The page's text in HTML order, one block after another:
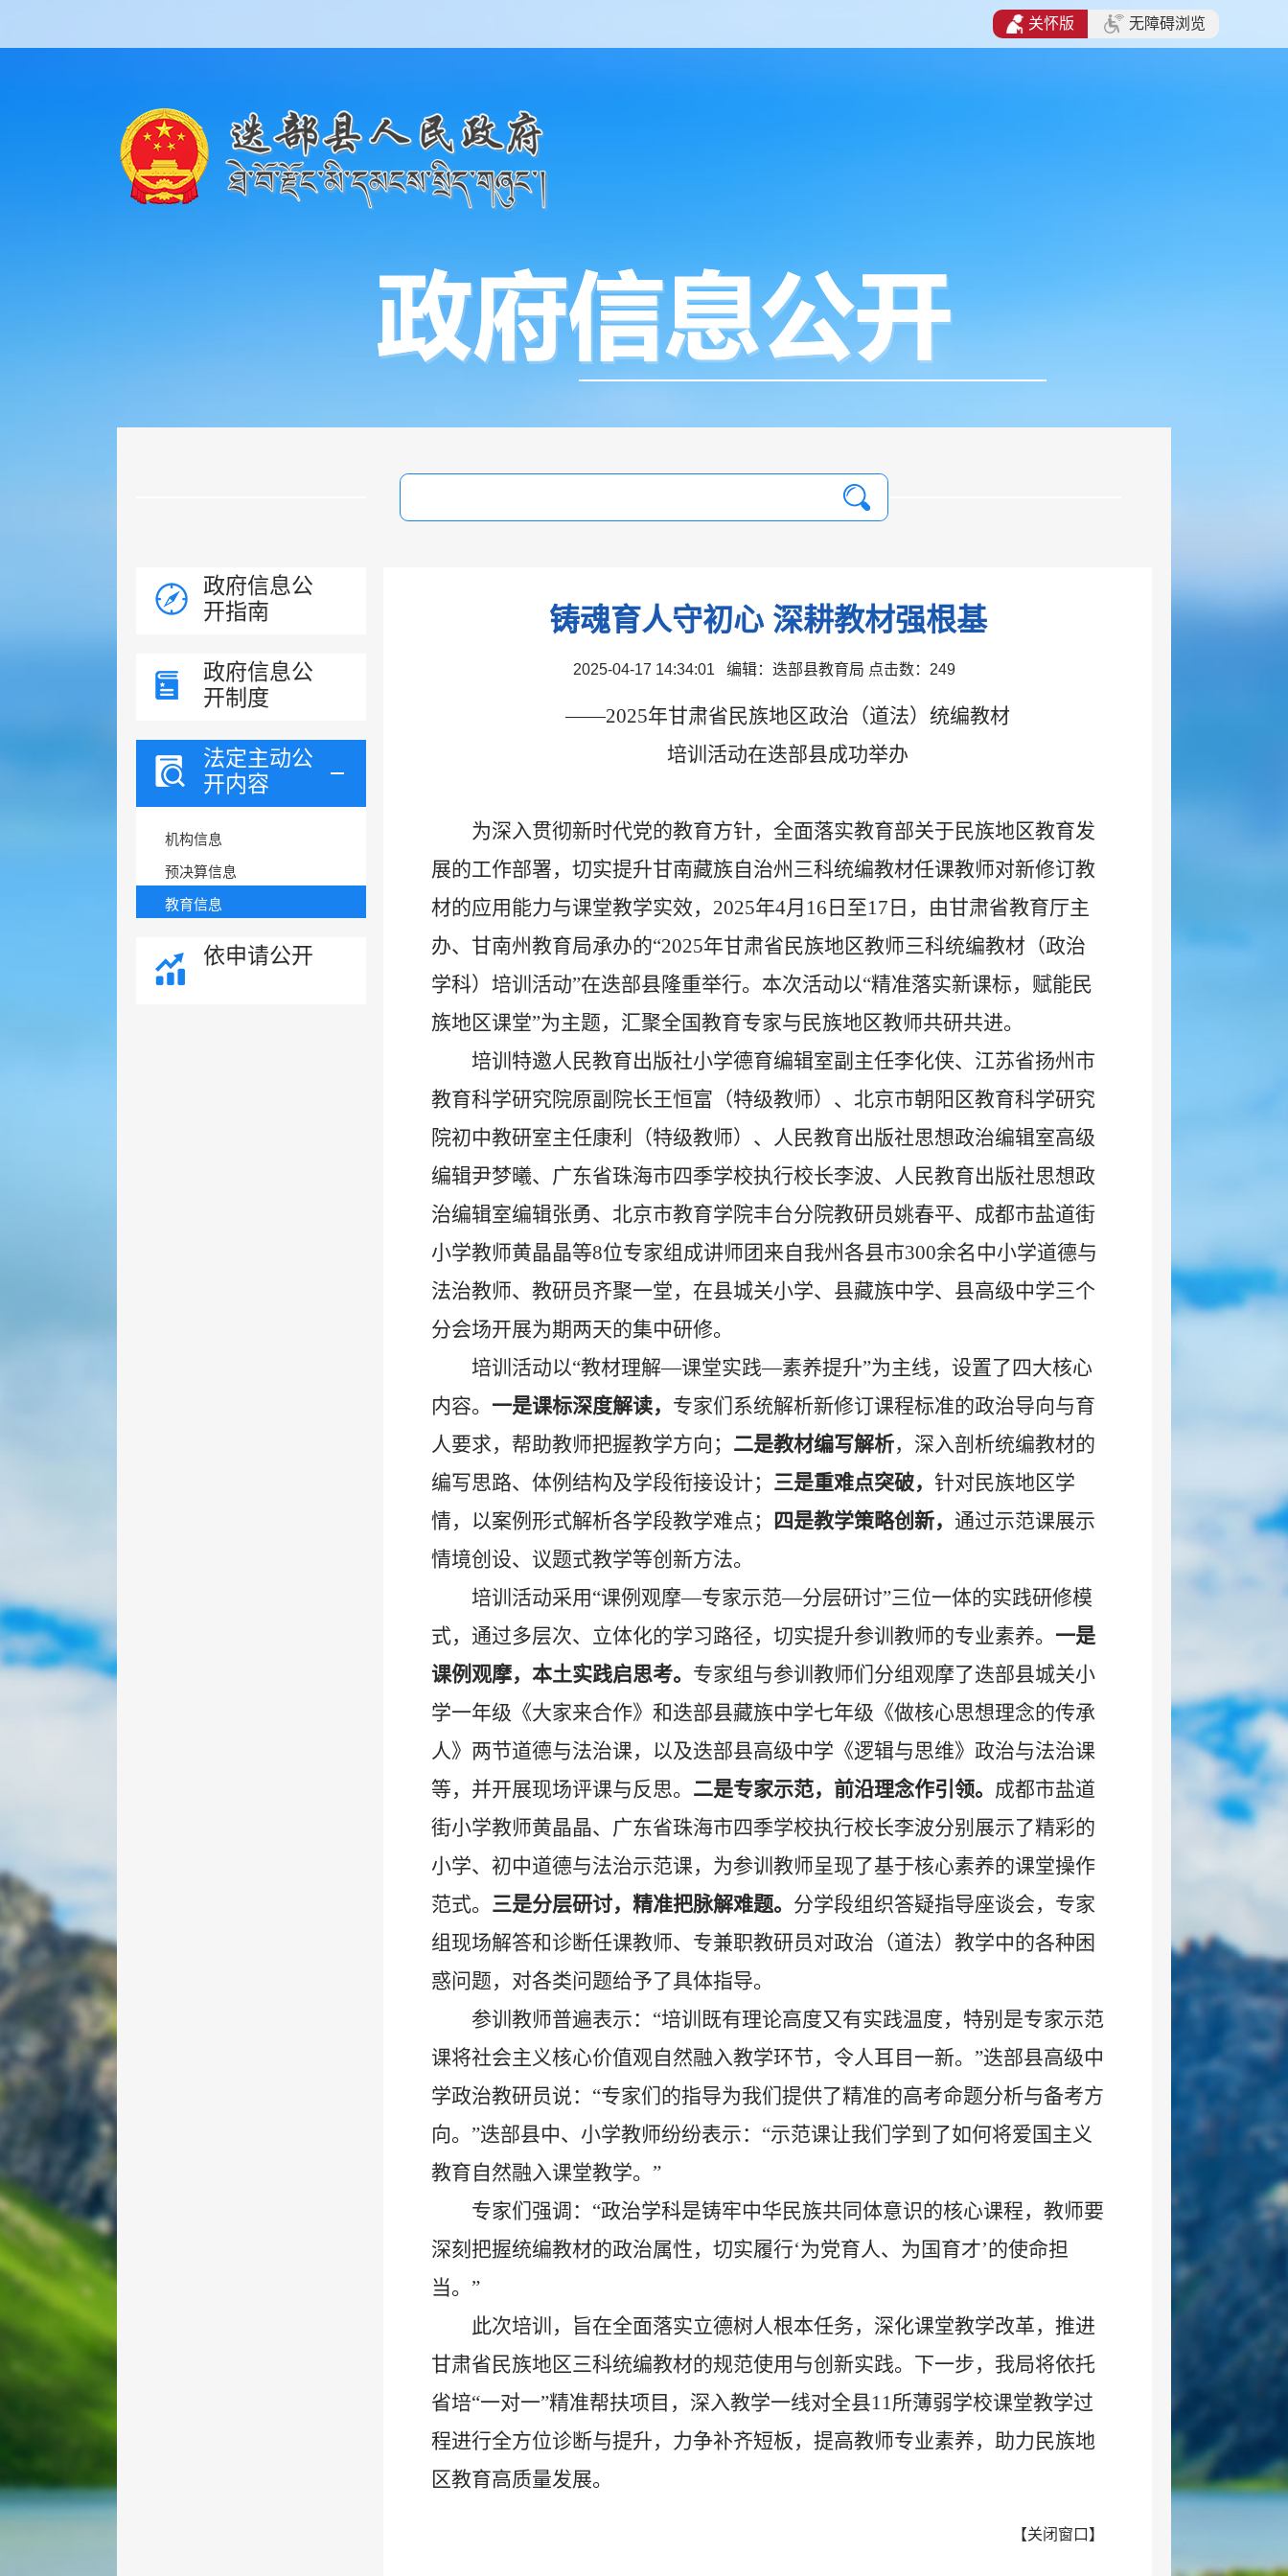
关怀版 无障碍浏览
政府信息公
开指南
政府信息公
开制度
法定主动公
开内容
机构信息
预决算信息
教育信息
依申请公开
铸魂育人守初心 深耕教材强根基
2025-04-17 14:34:01 编辑：迭部县教育局 点击数： 249
——2025年甘肃省民族地区政治（道法）统编教材
培训活动在迭部县成功举办
为深入贯彻新时代党的教育方针，全面落实教育部关于民族地区教育发
展的工作部署，切实提升甘南藏族自治州三科统编教材任课教师对新修订教
材的应用能力与课堂教学实效，2025年4月16日至17日，由甘肃省教育厅主
办、甘南州教育局承办的“2025年甘肃省民族地区教师三科统编教材（政治
学科）培训活动”在迭部县隆重举行。本次活动以“精准落实新课标，赋能民
族地区课堂”为主题，汇聚全国教育专家与民族地区教师共研共进。
培训特邀人民教育出版社小学德育编辑室副主任李化侠、江苏省扬州市
教育科学研究院原副院长王恒富（特级教师）、北京市朝阳区教育科学研究
院初中教研室主任康利（特级教师）、人民教育出版社思想政治编辑室高级
编辑尹梦曦、广东省珠海市四季学校执行校长李波、人民教育出版社思想政
治编辑室编辑张勇、北京市教育学院丰台分院教研员姚春平、成都市盐道街
小学教师黄晶晶等8位专家组成讲师团来自我州各县市300余名中小学道德与
法治教师、教研员齐聚一堂，在县城关小学、县藏族中学、县高级中学三个
分会场开展为期两天的集中研修。
培训活动以“教材理解—课堂实践—素养提升”为主线，设置了四大核心
内容。 一是课标深度解读， 专家们系统解析新修订课程标准的政治导向与育
人要求，帮助教师把握教学方向； 二是教材编写解析，深入剖析统编教材的
编写思路、体例结构及学段衔接设计； 三是重难点突破， 针对民族地区学
情，以案例形式解析各学段教学难点；
四是教学策略创新， 通过示范课展示
情境创设、议题式教学等创新方法。
培训活动采用“课例观摩—专家示范—分层研讨”三位一体的实践研修模
式，通过多层次、立体化的学习路径，切实提升参训教师的专业素养。 一是
课例观摩， 本土实践启思考。 专家组与参训教师们分组观摩了迭部县城关小
学一年级《大家来合作》和迭部县藏族中学七年级《做核心思想理念的传承
人》两节道德与法治课，以及迭部县高级中学《逻辑与思维》政治与法治课
等，并开展现场评课与反思。 二是专家示范，前沿理念作引领。 成都市盐道
街小学教师黄晶晶、广东省珠海市四季学校执行校长李波分别展示了精彩的
小学、初中道德与法治示范课，为参训教师呈现了基于核心素养的课堂操作
范式。 三是分层研讨， 精准把脉解难题。 分学段组织答疑指导座谈会，专家
组现场解答和诊断任课教师、专兼职教研员对政治（道法）教学中的各种困
惑问题，对各类问题给予了具体指导。
参训教师普遍表示：“培训既有理论高度又有实践温度，特别是专家示范
课将社会主义核心价值观自然融入教学环节，令人耳目一新。”迭部县高级中
学政治教研员说：“专家们的指导为我们提供了精准的高考命题分析与备考方
向。”迭部县中、小学教师纷纷表示：“示范课让我们学到了如何将爱国主义
教育自然融入课堂教学。”
专家们强调：“政治学科是铸牢中华民族共同体意识的核心课程，教师要
深刻把握统编教材的政治属性，切实履行‘为党育人、为国育才’的使命担
当。”
此次培训，旨在全面落实立德树人根本任务，深化课堂教学改革，推进
甘肃省民族地区三科统编教材的规范使用与创新实践。下一步，我局将依托
省培“一对一”精准帮扶项目，深入教学一线对全县11所薄弱学校课堂教学过
程进行全方位诊断与提升，力争补齐短板，提高教师专业素养，助力民族地
区教育高质量发展。
【关闭窗口 】